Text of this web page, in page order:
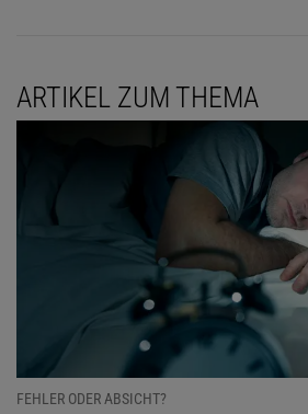
ARTIKEL ZUM THEMA
FEHLER ODER ABSICHT?